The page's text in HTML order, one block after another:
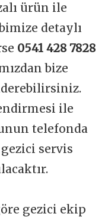
ürün ile
detaylı
0541 428 7828
bize
ile
telefonda
servis
gezici ekip